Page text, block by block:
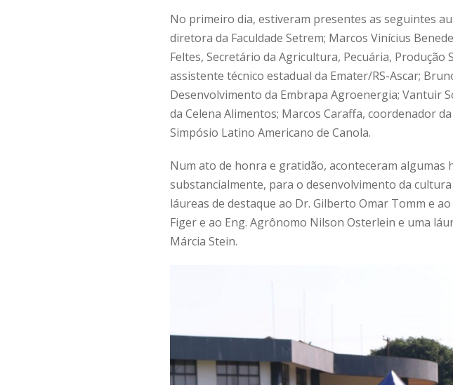
No primeiro dia, estiveram presentes as seguintes
diretora da Faculdade Setrem; Marcos Vinícius
Feltes, Secretário da Agricultura, Pecuária, Produção
assistente técnico estadual da Emater/RS-Ascar;
Desenvolvimento da Embrapa Agroenergia; Vantuir
da Celena Alimentos; Marcos Caraffa, coordenador da
Simpósio Latino Americano de Canola.
Num ato de honra e gratidão, aconteceram
substancialmente, para o desenvolvimento da
láureas de destaque ao Dr. Gilberto Omar Tomm e
Figer e ao Eng. Agrônomo Nilson Osterlein e uma
Márcia Stein.